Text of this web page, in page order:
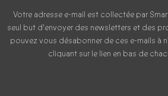
Votre adresse e-mail est collectée par
seul but d'envoyer des newsletters et des
pouvez vous désabonner de ces e-mails à
cliquant sur le lien en bas de